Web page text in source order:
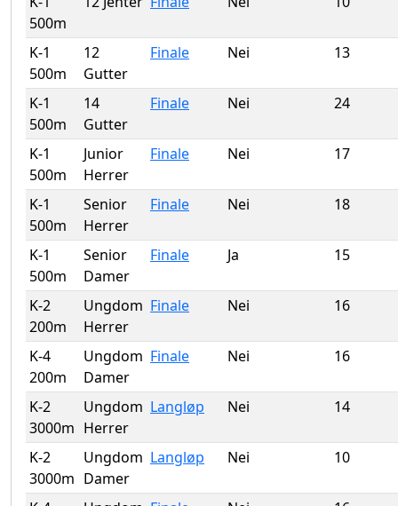
500m
K-1
500m
12
Gutter
Finale Nei 13
K-1
500m
14
Gutter
Finale Nei 24
K-1
500m
Junior
Herrer
Finale Nei 17
K-1
500m
Senior
Herrer
Finale Nei 18
K-1
500m
Senior
Damer
Finale Ja 15
K-2
200m
Ungdom
Herrer
Finale Nei 16
K-4
200m
Ungdom
Damer
Finale Nei 16
K-2
3000m
Ungdom
Herrer
Langløp Nei 14
K-2
3000m
Ungdom
Damer
Langløp Nei 10